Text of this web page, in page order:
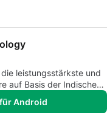
leistungsstärkste und
auf Basis der Indischen
Android